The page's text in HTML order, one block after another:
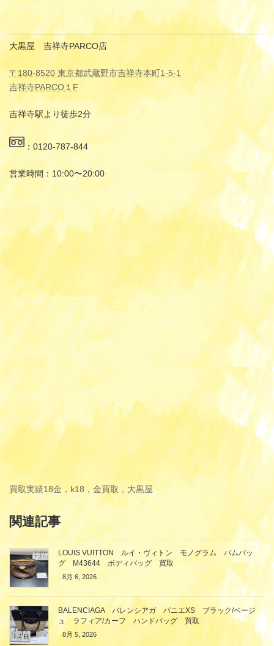
大黒屋 吉祥寺PARCO店
〒180-8520 東京都武蔵野市吉祥寺本町1-5-1
吉祥寺PARCO１F
吉祥寺駅より徒歩2分
：0120-787-844
営業時間：10:00〜20:00
買取実績18金，k18，金買取，大黒屋
関連記事
LOUIS VUITTON ルイ・ヴィトン モノグラム バムバッ
グ M43644 ボディバッグ 買取
8月 6, 2026
BALENCIAGA バレンシアガ パニエXS ブラック/ベージ
ュ ラフィア/カーフ ハンドバッグ 買取
8月 5, 2026